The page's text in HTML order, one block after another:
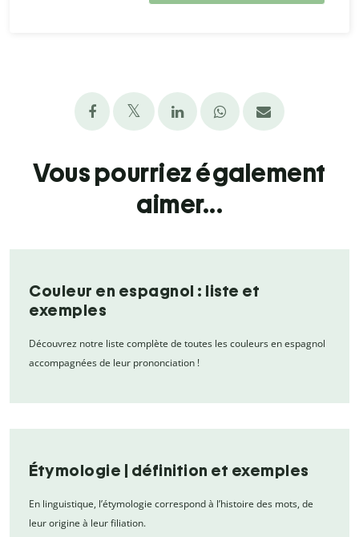
Vous pourriez également
aimer...
Couleur en espagnol : liste et
exemples
Découvrez notre liste complète de toutes les couleurs en espagnol
accompagnées de leur prononciation !
Étymologie | définition et exemples
En linguistique, l’étymologie correspond à l’histoire des mots, de
leur origine à leur filiation.